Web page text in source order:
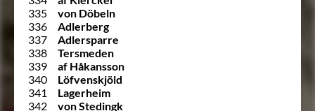
335
von Döbeln
336
Adlerberg
337
Adlersparre
338
Tersmeden
339
af Håkansson
340
Löfvenskjöld
341
Lagerheim
342
von Stedingk